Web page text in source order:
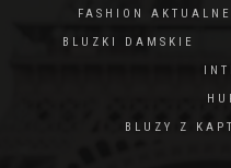
FASHION
BLUZKI DAMSKIE
BLUZY Z